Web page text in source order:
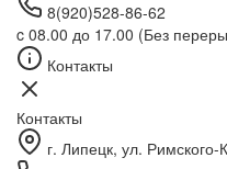
8(920)528-86-62
c 08.00 до 17.00 (Без
Контакты
Контакты
г. Липецк, ул.